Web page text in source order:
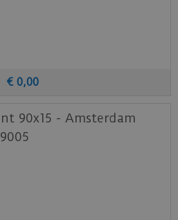
€ 0,00
90x15 - Amsterdam